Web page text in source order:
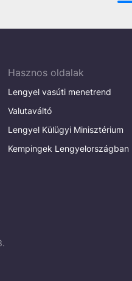
Hasznos oldalak
Lengyel vasúti menetrend
Valutaváltó
Lengyel Külügyi Minisztérium
Kempingek Lengyelországban